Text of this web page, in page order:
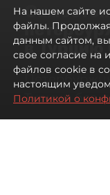
в Турцию
Турции без
На нашем сайте
файлы. Продолжая
данным сайтом,
свое согласие на
файлов cookie в
настоящим
Политикой о